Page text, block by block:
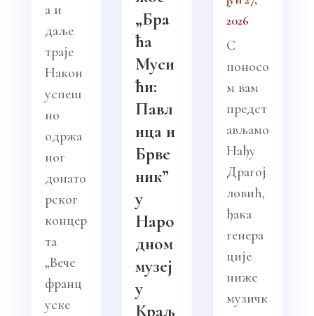
а и
даље
траје
Након
успеш
но
одржа
ног
донато
рског
концер
та
„Вече
франц
уске
„Бра
ћа
Муси
ћи:
Павл
ица и
Брве
ник”
у
Наро
дном
музеј
у
Краљ
2026
С
поносо
м вам
предст
ављамо
Нађу
Драгој
ловић,
ђака
генера
ције
ниже
музичк